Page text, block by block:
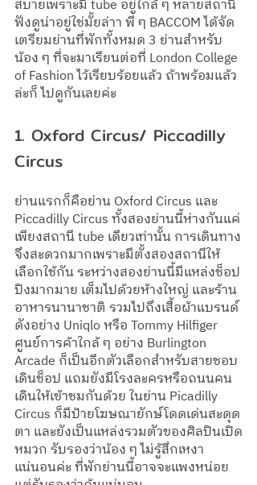
สบายเพราะมี tube อยู่ใกล้ ๆ หลายสถานี
ฟังดูน่าอยู่ใช่มั้ยล่าา พี่ ๆ BACCOM ได้จัด
เตรียมย่านที่พักทั้งหมด 3 ย่านสำหรับ
น้อง ๆ ที่จะมาเรียนต่อที่ London College
of Fashion ไว้เรียบร้อยแล้ว ถ้าพร้อมแล้ว
ล่ะก็ ไปดูกันเลยค่ะ
1. Oxford Circus/ Piccadilly
Circus
ย่านแรกก็คือย่าน Oxford Circus และ
Piccadilly Circus ทั้งสองย่านนี้ห่างกันแค่
เพียงสถานี tube เดียวเท่านั้น การเดินทาง
จึงสะดวกมากเพราะมีตั้งสองสถานีให้
เลือกใช้กัน ระหว่างสองย่านนี้มีแหล่งช็อป
ปิงมากมาย เต็มไปด้วยห้างใหญ่ และร้าน
อาหารนานาชาติ รวมไปถึงเสื้อผ้าแบรนด์
ดังอย่าง Uniqlo หรือ Tommy Hilfiger
ศูนย์การค้าใกล้ ๆ อย่าง Burlington
Arcade ก็เป็นอีกตัวเลือกสำหรับสายชอบ
เดินช็อป แถมยังมีโรงละครหรือถนนคน
เดินให้เข้าชมกันด้วย ในย่าน Picadilly
Circus ก็มีป้ายโฆษณายักษ์โดดเด่นสะดุด
ตา และยังเป็นแหล่งรวมตัวของศิลปินเปิด
หมวก รับรองว่าน้อง ๆ ไม่รู้สึกเหงา
แน่นอนค่ะ ที่พักย่านนี้อาจจะแพงหน่อย